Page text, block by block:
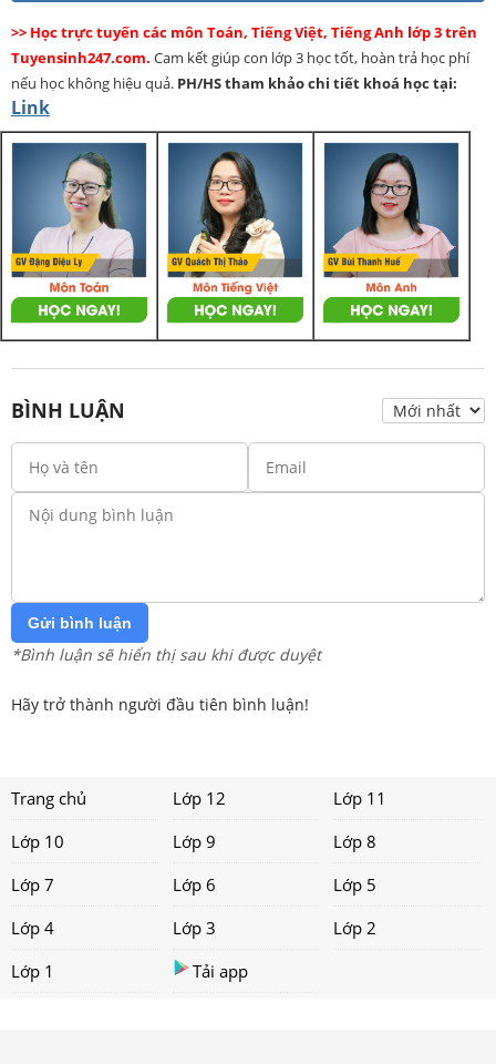
>> Học trực tuyến các môn Toán, Tiếng Việt, Tiếng Anh lớp 3 trên
Tuyensinh247.com. Cam kết giúp con lớp 3 học tốt, hoàn trả học phí
nếu học không hiệu quả. PH/HStham khảo chi tiết khoá học tại:
Link
BÌNH LUẬN
Gửi bình luận
*Bình luận sẽ hiển thị sau khi được duyệt
Hãy trở thành người đầu tiên bình luận!
Trang chủ Lớp 12
Lớp 11
Lớp 10
Lớp 9
Lớp 8
Lớp 7
Lớp 6
Lớp 5
Lớp 4
Lớp 3
Lớp 2
Lớp 1
Tải app